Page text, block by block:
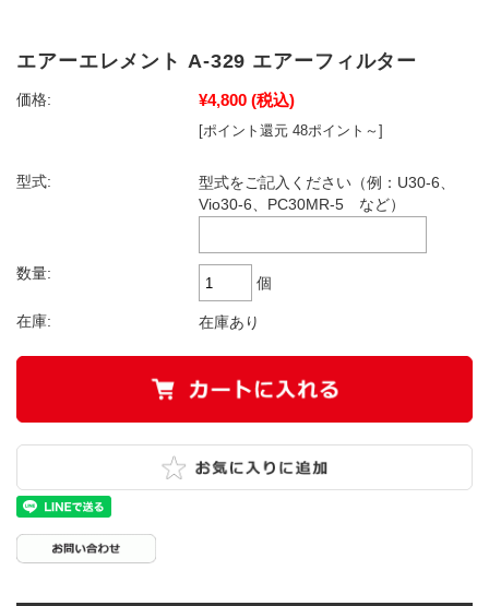
エアーエレメント A-329 エアーフィルター
価格: ¥4,800 (税込)
[ポイント還元 48ポイント～]
型式:
型式をご記入ください（例：U30-6、
Vio30-6、PC30MR-5 など）
数量:
個
在庫: 在庫あり